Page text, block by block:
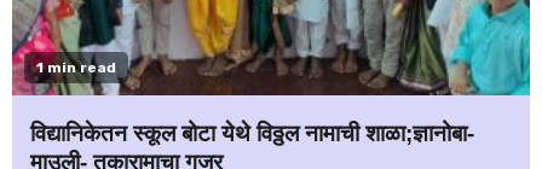
1 min read
विद्यानिकेतन स्कूल बोटा येथे विठ्ठल नामाची शाळा;ज्ञानोबा-
माउली- तुकारामाचा गजर